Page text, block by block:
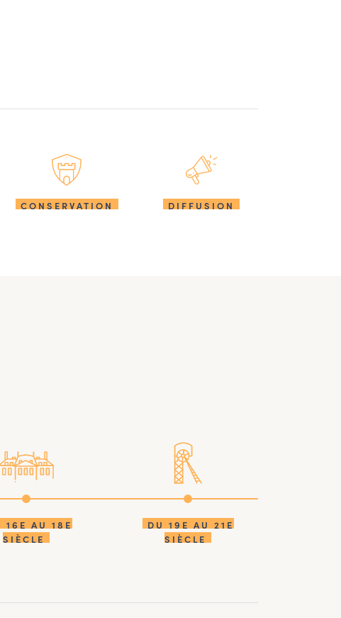
CONSERVATION DIFFUSION
16E AU 18E
SIÈCLE
DU 19E AU 21E
SIÈCLE